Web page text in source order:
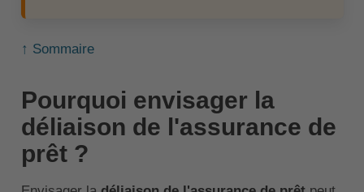
↑ Sommaire
Pourquoi envisager la
déliaison de l'assurance de
prêt ?